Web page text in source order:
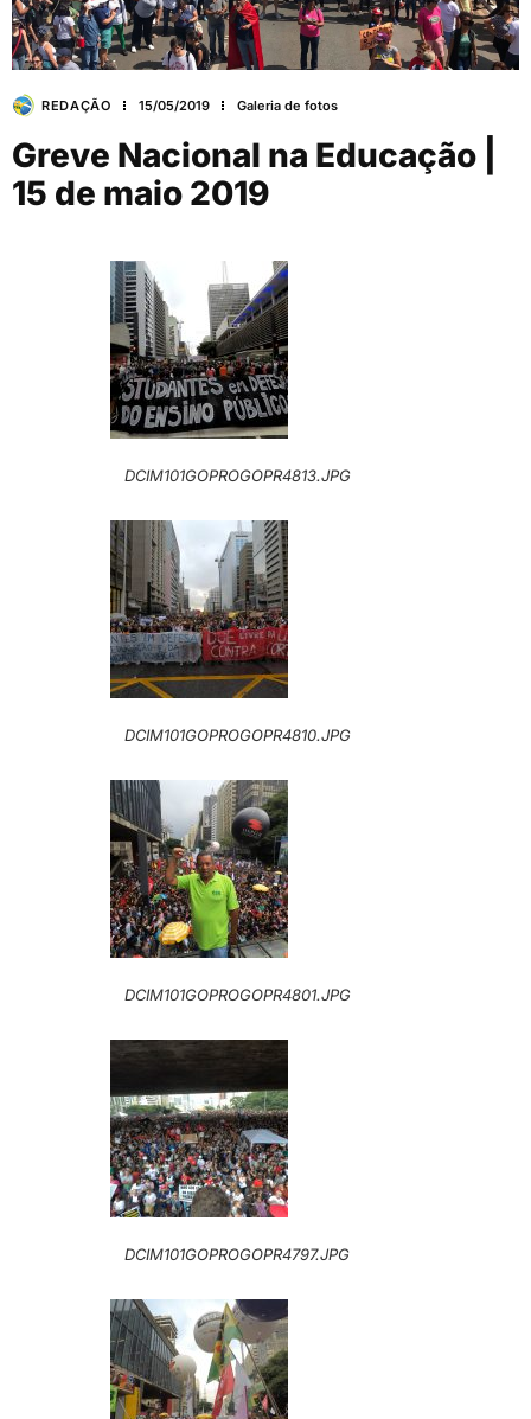
REDAÇÃO 15/05/2019 Galeria de fotos
Greve Nacional na Educação |
15 de maio 2019
DCIM101GOPROGOPR4813.JPG
DCIM101GOPROGOPR4810.JPG
DCIM101GOPROGOPR4801.JPG
DCIM101GOPROGOPR4797.JPG